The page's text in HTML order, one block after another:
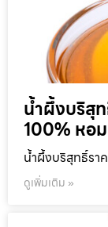
น้ำผึ้งบริสุ
100% หอ
น้ำผึ้งบริสุทธิ์รา
ดูเพิ่มเติม »